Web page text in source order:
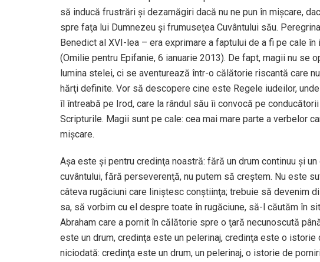
să inducă frustrări şi dezamăgiri dacă nu ne pun în mişcare,
spre faţa lui Dumnezeu şi frumuseţea Cuvântului său.
Benedict al XVI-lea – era exprimare a faptului de a fi pe cale
(Omilie pentru Epifanie, 6 ianuarie 2013). De fapt, magii nu se
lumina stelei, ci se aventurează într-o călătorie riscantă care
hărţi definite. Vor să descopere cine este Regele iudeilor,
îl întreabă pe Irod, care la rândul său îi convocă pe
Scripturile. Magii sunt pe cale: cea mai mare parte a verbelor
mişcare.
Aşa este şi pentru credinţa noastră: fără un drum continuu şi
cuvântului, fără perseverenţă, nu putem să creştem. Nu este
câteva rugăciuni care liniştesc conştiinţa; trebuie să devenim
sa, să vorbim cu el despre toate în rugăciune, să-l căutăm în
Abraham care a pornit în călătorie spre o ţară necunoscută
este un drum, credinţa este un pelerinaj, credinţa este o
niciodată: credinţa este un drum, un pelerinaj, o istorie de